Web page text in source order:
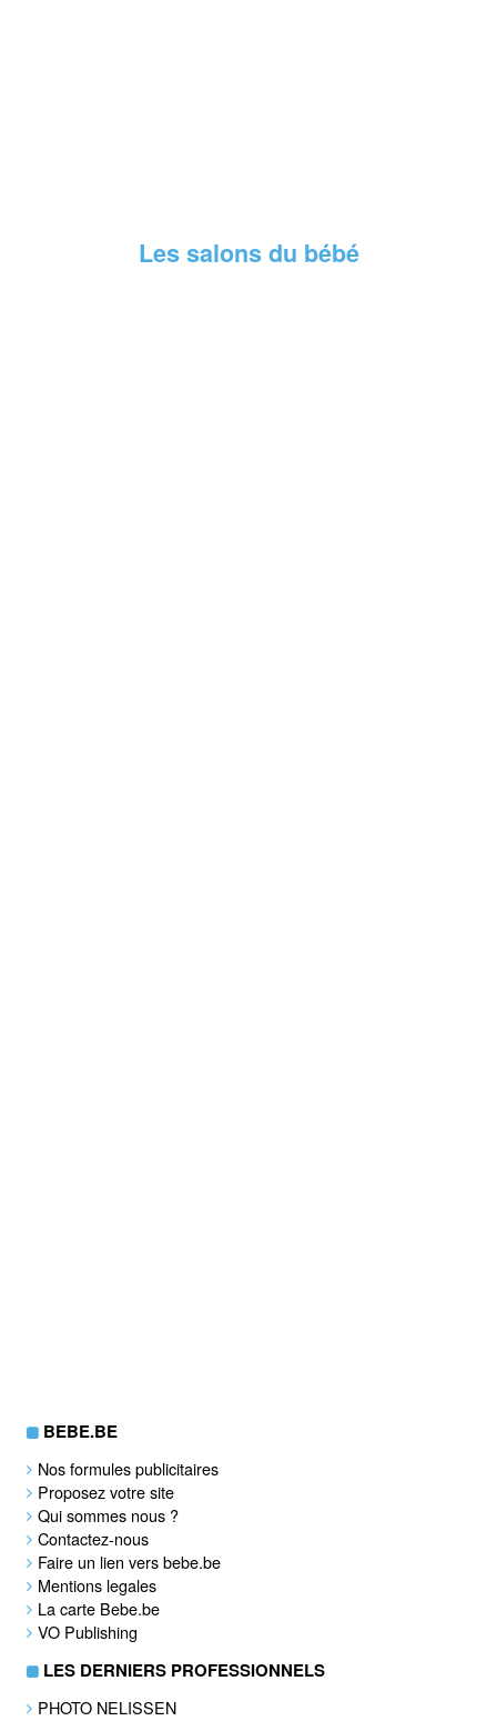
Les salons du bébé
BEBE.BE
Nos formules publicitaires
Proposez votre site
Qui sommes nous ?
Contactez-nous
Faire un lien vers bebe.be
Mentions legales
La carte Bebe.be
VO Publishing
LES DERNIERS PROFESSIONNELS
PHOTO NELISSEN